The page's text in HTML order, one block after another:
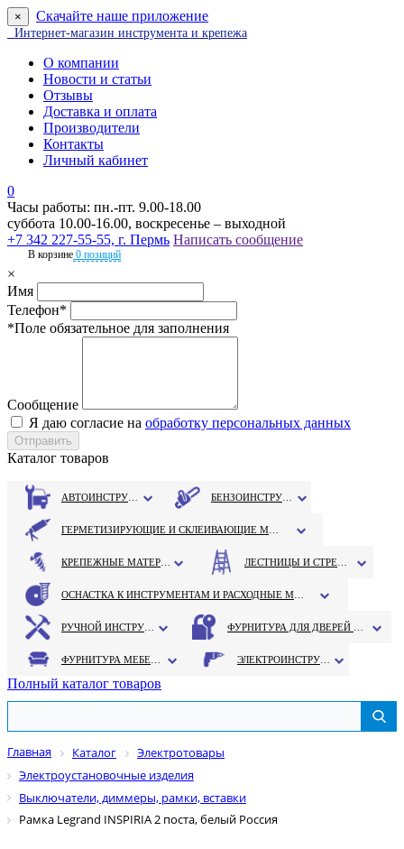
× Скачайте наше приложение
Интернет-магазин инструмента и крепежа
О компании
Новости и статьи
Отзывы
Доставка и оплата
Производители
Контакты
Личный кабинет
0
Часы работы: пн.-пт. 9.00-18.00
суббота 10.00-16.00, воскресенье – выходной
+7 342 227-55-55, г. Пермь Написать сообщение
В корзине 0 позиций
×
Имя
Телефон*
*Поле обязательное для заполнения
Сообщение
Я даю согласие на обработку персональных данных
Каталог товаров
Полный каталог товаров
Главная Каталог
Электротовары
Электроустановочные изделия
Выключатели, диммеры, рамки, вставки
Рамка Legrand INSPIRIA 2 поста, белый Россия